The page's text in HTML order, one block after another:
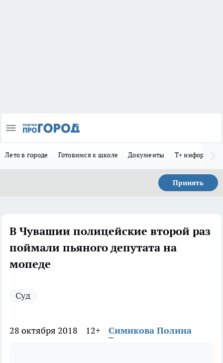
Лето в городе Готовимся к школе Документы Т+
Принять
В Чувашии полицейские второй раз
поймали пьяного депутата на
мопеде
Суд
28 октября 2018 12+ Симикова Полина